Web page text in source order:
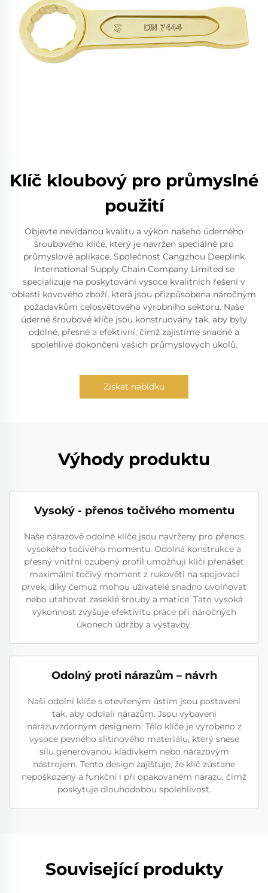
Klíč kloubový pro průmyslné
použití
Objevte nevídanou kvalitu a výkon našeho úderného
šroubového klíče, který je navržen speciálně pro
průmyslové aplikace. Společnost Cangzhou Deeplink
International Supply Chain Company Limited se
specializuje na poskytování vysoce kvalitních řešení v
oblasti kovového zboží, která jsou přizpůsobena náročným
požadavkům celosvětového výrobního sektoru. Naše
úderné šroubové klíče jsou konstruovány tak, aby byly
odolné, přesné a efektivní, čímž zajistíme snadné a
spolehlivé dokončení vašich průmyslových úkolů.
Získat nabídku
Výhody produktu
Vysoký - přenos točivého momentu
Naše nárazově odolné klíče jsou navrženy pro přenos
vysokého točivého momentu. Odolná konstrukce a
přesný vnitřní ozubený profil umožňují klíči přenášet
maximální točivý moment z rukověti na spojovací
prvek, díky čemuž mohou uživatelé snadno uvolňovat
nebo utahovat zaseklé šrouby a matice. Tato vysoká
výkonnost zvyšuje efektivitu práce při náročných
úkonech údržby a výstavby.
Odolný proti nárazům – návrh
Naši odolní klíče s otevřeným ústím jsou postaveni
tak, aby odolali nárazům. Jsou vybaveni
nárazuvzdorným designem. Tělo klíče je vyrobeno z
vysoce pevného slitinového materiálu, který snese
sílu generovanou kladívkem nebo nárazovým
nástrojem. Tento design zajišťuje, že klíč zůstane
nepoškozený a funkční i při opakovaném nárazu, čímž
poskytuje dlouhodobou spolehlivost.
Související produkty